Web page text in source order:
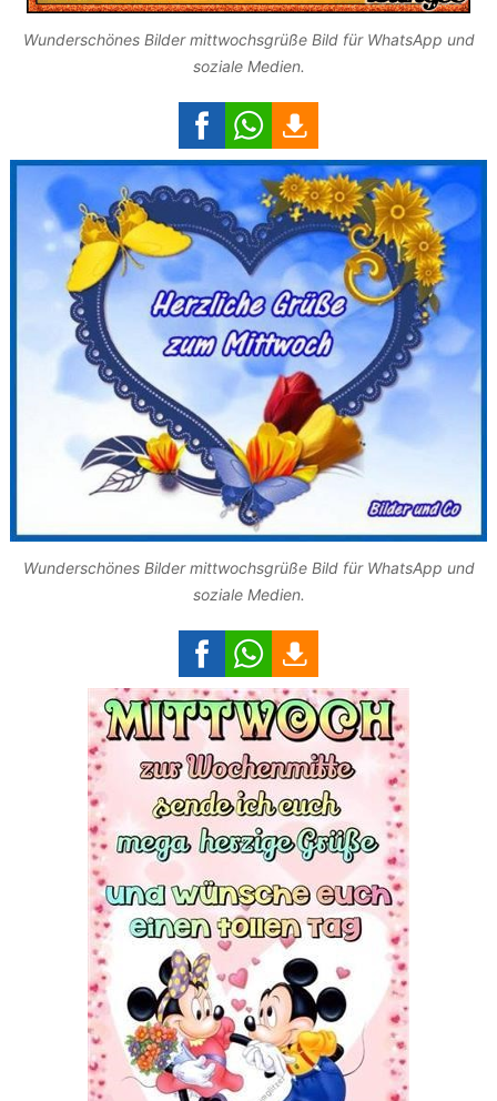
Wunderschönes Bilder mittwochsgrüße Bild für WhatsApp und
soziale Medien.
Wunderschönes Bilder mittwochsgrüße Bild für WhatsApp und
soziale Medien.